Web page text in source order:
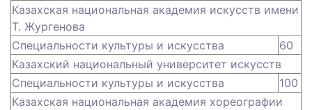
Казахская национальная академия искусств имени
Т. Жургенова
Специальности культуры и искусства
60
Казахский национальный университет искусств
Специальности культуры и искусства
100
Казахская национальная академия хореографии